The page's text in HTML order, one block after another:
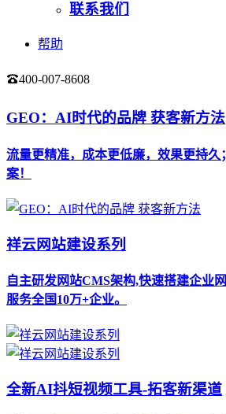
联系我们
帮助
400-007-8608
GEO：AI时代的品牌 获客新方法
流量更精准，成本更低廉，效果更持
案！
祥云网站建设系列
自主研发网站CMS架构,快速搭建企业
服务全国10万+企业。
全新AI抖短视频工具-拓客新渠道